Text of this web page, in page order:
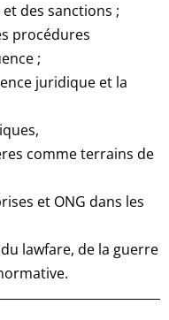
des sanctions ;
procédures
;
juridique et la
comme terrains de
et ONG dans les
lawfare, de la guerre